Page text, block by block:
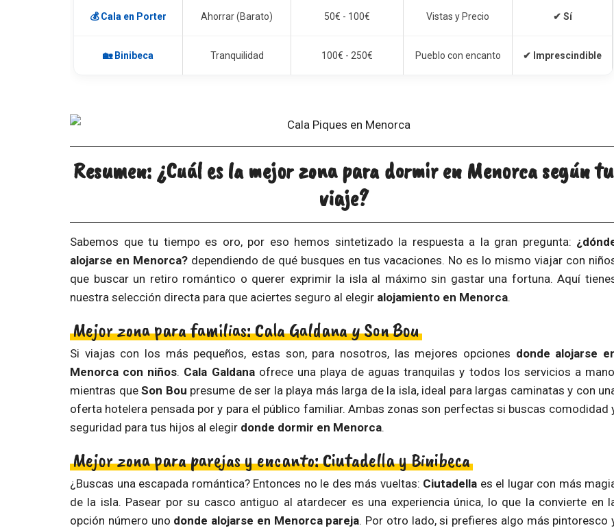
💰 Cala en Porter Ahorrar (Barato) 50€ - 100€ Vistas y Precio ✔ Sí
🏡 Binibeca Tranquilidad 100€ - 250€ Pueblo con encanto ✔ Imprescindible
Resumen: ¿Cuál es la mejor zona para dormir en Menorca según tu
viaje?
Sabemos que tu tiempo es oro, por eso hemos sintetizado la respuesta a la gran pregunta:
alojarse en Menorca? dependiendo de qué busques en tus vacaciones. No es lo mismo viajar con
que buscar un retiro romántico o querer exprimir la isla al máximo sin gastar una fortuna. Aquí
nuestra selección directa para que aciertes seguro al elegir alojamiento en Menorca.
Mejor zona para familias: Cala Galdana y Son Bou
Si viajas con los más pequeños, estas son, para nosotros, las mejores opciones donde alojarse
Menorca con niños. Cala Galdanaofrece una playa de aguas tranquilas y todos los servicios a
mientras que Son Bou presume de ser la playa más larga de la isla, ideal para largas caminatas y con
oferta hotelera pensada por y para el público familiar. Ambas zonas son perfectas si buscas comodidad
seguridad para tus hijos al elegir donde dormir en Menorca.
Mejor zona para parejas y encanto: Ciutadella y Binibeca
¿Buscas una escapada romántica? Entonces no le des más vueltas: Ciutadella es el lugar con más
de la isla. Pasear por su casco antiguo al atardecer es una experiencia única, lo que la convierte en
opción número uno donde alojarse en Menorca pareja. Por otro lado, si prefieres algo más pintoresco